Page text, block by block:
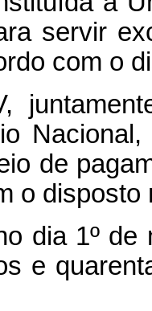
servir
com o
de
o disposto
dia 1º
e